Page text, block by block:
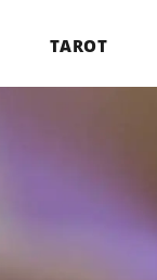
TAROT